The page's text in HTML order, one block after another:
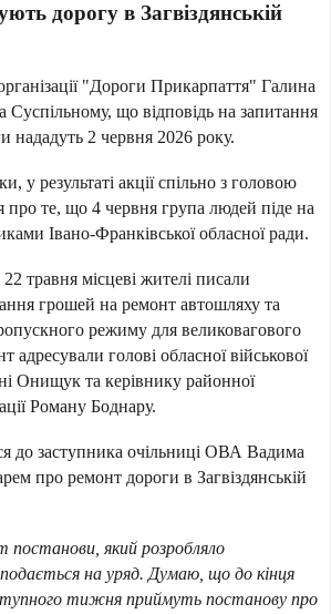
дорогу в Загвіздянській
"Дороги Прикарпаття" Галина
Суспільному, що відповідь на запитання
нададуть 2 червня 2026 року.
у результаті акції спільно з головою
те, що 4 червня група людей піде на
Івано-Франківської обласної ради.
травня місцеві жителі писали
грошей на ремонт автошляху та
режиму для великовагового
адресували голові обласної військової
Онищук та керівнику районної
Роману Боднару.
до заступника очільниці ОВА Вадима
про ремонт дороги в Загвіздянській
постанови, який розробляло
на уряд. Думаю, що до кінця
тижня приймуть постанову про